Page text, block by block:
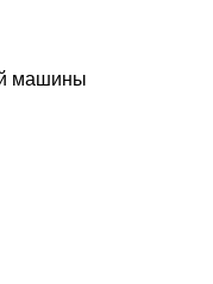
машины